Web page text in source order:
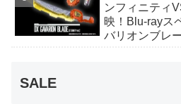
ンフィニティ
映！Blu-rayス
バリオンブレ
SALE